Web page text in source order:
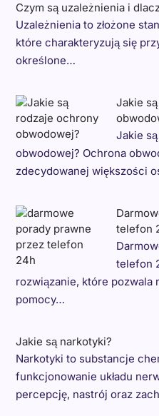
Czym są uzależnienia i
Uzależnienia to złożone
które charakteryzują się
określone…
Jakie
Jakie
obwodowej? Ochrona
zdecydowanej większości
telefon
telefon
rozwiązanie, które pozwala
pomocy…
Jakie są narkotyki?
Narkotyki to substancje
funkcjonowanie układu
percepcję, nastrój oraz